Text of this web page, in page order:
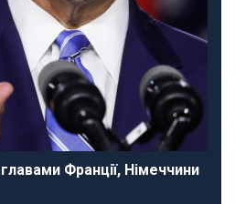
Франції, Німеччини